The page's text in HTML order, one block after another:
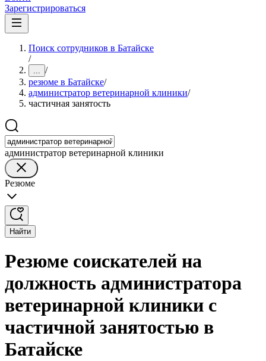
Зарегистрироваться
Поиск сотрудников в Батайске
/
... /
резюме в Батайске/
администратор ветеринарной клиники/
частичная занятость
администратор ветеринарной клиники
Резюме
Найти
Резюме соискателей на
должность администратора
ветеринарной клиники с
частичной занятостью в
Батайске